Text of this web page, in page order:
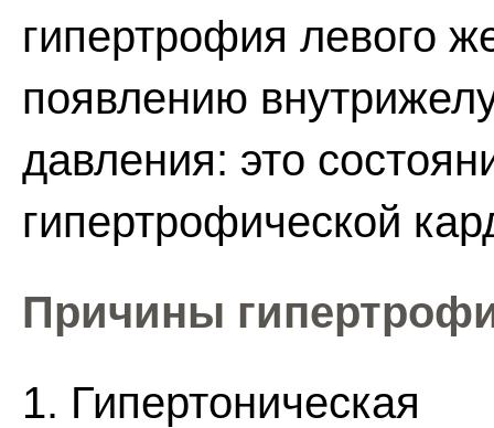
гипертрофия левого
появлению
давления: это
гипертрофической
Причины
1. Гипертоническая